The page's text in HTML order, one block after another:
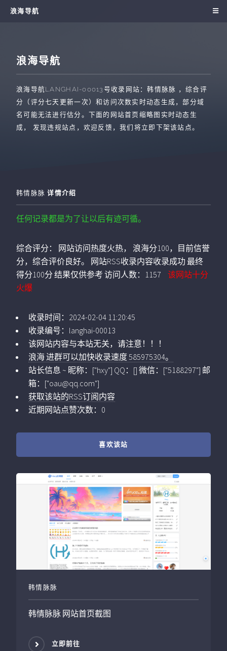
浪海导航
浪海导航
浪海导航LANGHAI-00013 号收录网站：韩情脉脉 ，综合评
分（评分七天更新一次）和访问次数实时动态生成，部分域
名可能无法进行估分。下面的网站首页缩略图实时动态生
成， 发现违规站点，欢迎反馈，我们将立即下架该站点。
韩情脉脉 详情介绍
任何记录都是为了让以后有迹可循。
综合评分：
网站访问热度火热， 浪海分100，目前信誉
分，综合评价良好。 网站RSS收录内容收录成功 最终
得分100分 结果仅供参考 访问人数： 1157
该网站十分
火爆
收录时间： 2024-02-04 11:20:45
收录编号： langhai-00013
该网站内容与本站无关，请注意！！！
浪海 进群可以加快收录速度 585975304。
站长信息 ~ 昵称： ["hxy"] QQ： [] 微信： ["5188297"] 邮
箱： ["oau@qq.com"]
获取该站的RSS订阅内容
近期网站点赞次数：0
喜欢该站
韩情脉脉
韩情脉脉 网站首页截图
立即前往